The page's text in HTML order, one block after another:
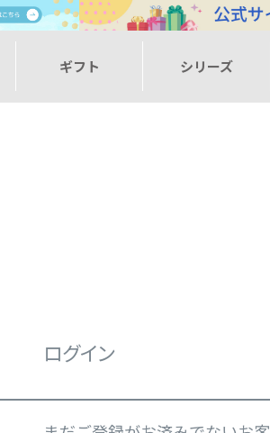
ギフト シリーズ
ログイン